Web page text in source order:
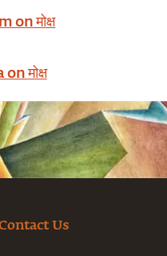
onमोक्ष
onमोक्ष
Us